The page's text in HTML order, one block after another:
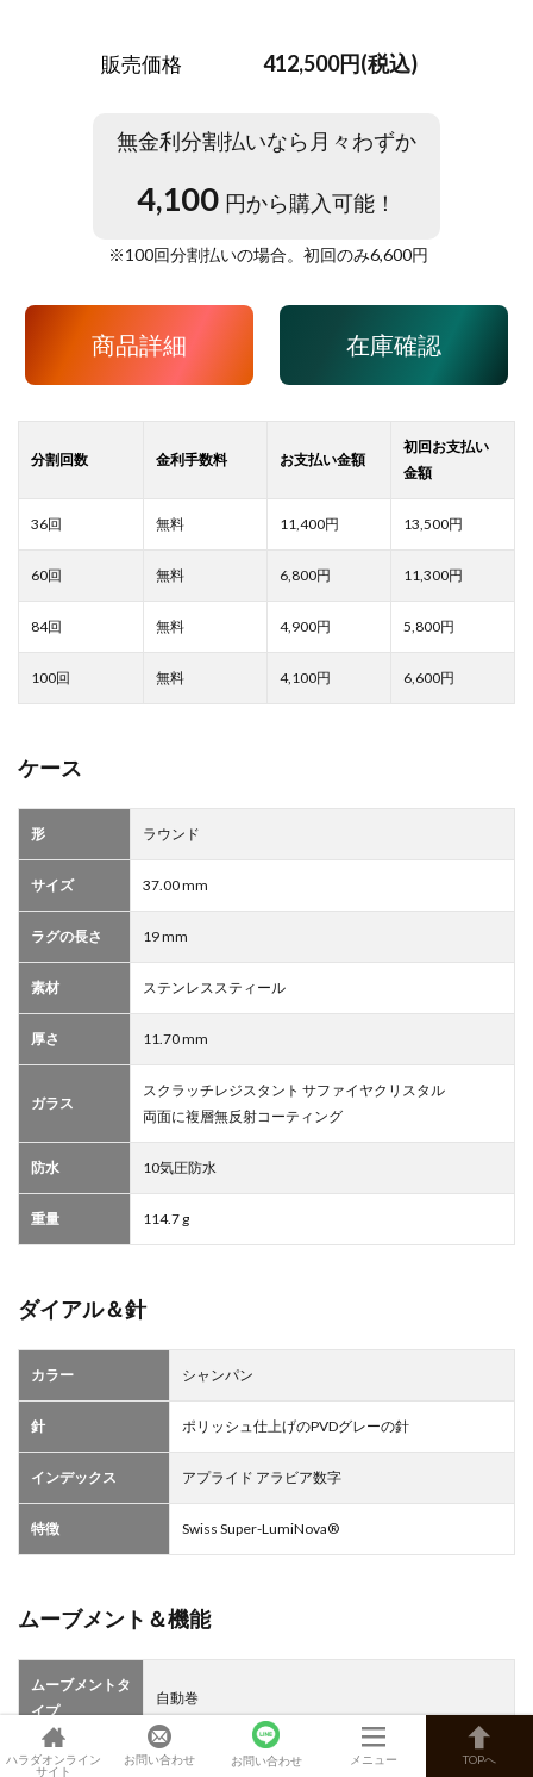
販売価格 412,500円(税込)
無金利分割払いなら月々わずか
4,100 円から購入可能！
※100回分割払いの場合。初回のみ6,600円
商品詳細 在庫確認
11,400 13,500
6,800 11,300
4,900 5,800
4,100 6,600
ケース
形 ラウンド
サイズ 37.00 mm
ラグの長さ 19 mm
素材 ステンレススティール
厚さ 11.70 mm
ガラス
スクラッチレジスタント サファイヤクリスタル
両面に複層無反射コーティング
防水 10気圧防水
重量 114.7 g
ダイアル＆針
カラー シャンパン
針 ポリッシュ仕上げのPVDグレーの針
インデックス アプライド アラビア数字
特徴 Swiss Super-LumiNova®
ムーブメント＆機能
ムーブメントタ
イプ
自動巻
時、分、秒
ハラダオンライン
サイト
お問い合わせ お問い合わせ メニュー TOPへ